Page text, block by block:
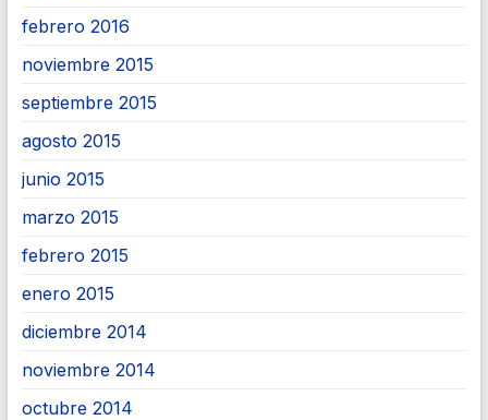
febrero 2016
noviembre 2015
septiembre 2015
agosto 2015
junio 2015
marzo 2015
febrero 2015
enero 2015
diciembre 2014
noviembre 2014
octubre 2014